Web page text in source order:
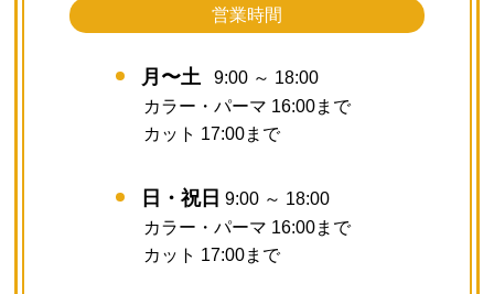
営業時間
月〜土 9:00 ～ 18:00
カラー・パーマ 16:00まで
カット 17:00まで
日・祝日 9:00 ～ 18:00
カラー・パーマ 16:00まで
カット 17:00まで